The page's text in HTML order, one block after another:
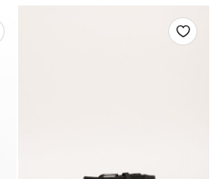
הוסף
למועדפים